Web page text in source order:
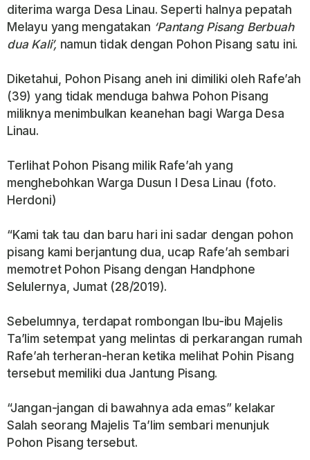
diterima warga Desa Linau. Seperti halnya pepatah
Melayu yang mengatakan ‘Pantang Pisang Berbuah
dua Kali’, namun tidak dengan Pohon Pisang satu ini.
Diketahui, Pohon Pisang aneh ini dimiliki oleh Rafe’ah
(39) yang tidak menduga bahwa Pohon Pisang
miliknya menimbulkan keanehan bagi Warga Desa
Linau.
Terlihat Pohon Pisang milik Rafe’ah yang
menghebohkan Warga Dusun I Desa Linau (foto.
Herdoni)
“Kami tak tau dan baru hari ini sadar dengan pohon
pisang kami berjantung dua, ucap Rafe’ah sembari
memotret Pohon Pisang dengan Handphone
Selulernya, Jumat (28/2019).
Sebelumnya, terdapat rombongan Ibu-ibu Majelis
Ta’lim setempat yang melintas di perkarangan rumah
Rafe’ah terheran-heran ketika melihat Pohin Pisang
tersebut memiliki dua Jantung Pisang.
“Jangan-jangan di bawahnya ada emas” kelakar
Salah seorang Majelis Ta’lim sembari menunjuk
Pohon Pisang tersebut.